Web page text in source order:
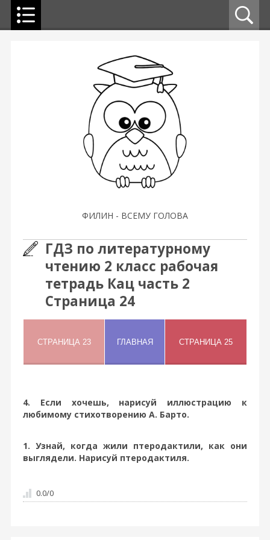
ФИЛИН - ВСЕМУ ГОЛОВА
ГДЗ по литературному
чтению 2 класс рабочая
тетрадь Кац часть 2
Страница 24
4. Если хочешь, нарисуй иллюстрацию к
любимому стихотворению А. Барто.
1. Узнай, когда жили птеродактили, как они
выглядели. Нарисуй птеродактиля.
0.0/0